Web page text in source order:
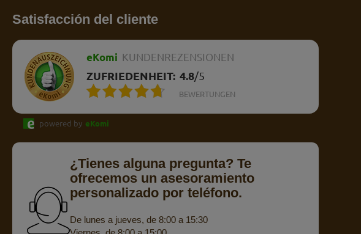
Satisfacción del cliente
eKomi KUNDENREZENSIONEN
ZUFRIEDENHEIT: 4.8/5
BEWERTUNGEN
powered by eKomi
¿Tienes alguna pregunta? Te
ofrecemos un asesoramiento
personalizado por teléfono.
De lunes a jueves, de 8:00 a 15:30